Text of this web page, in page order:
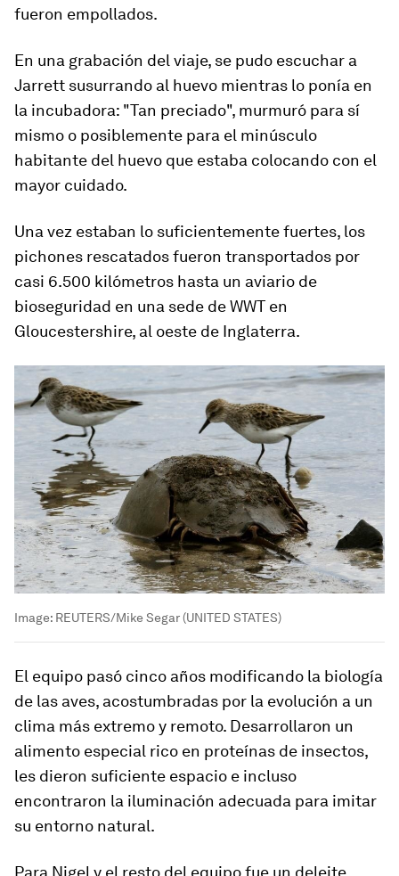
fueron empollados.
En una grabación del viaje, se pudo escuchar a
Jarrett susurrando al huevo mientras lo ponía en
la incubadora: "Tan preciado", murmuró para sí
mismo o posiblemente para el minúsculo
habitante del huevo que estaba colocando con el
mayor cuidado.
Una vez estaban lo suficientemente fuertes, los
pichones rescatados fueron transportados por
casi 6.500 kilómetros hasta un aviario de
bioseguridad en una sede de WWT en
Gloucestershire, al oeste de Inglaterra.
Image: REUTERS/Mike Segar (UNITED STATES)
El equipo pasó cinco años modificando la biología
de las aves, acostumbradas por la evolución a un
clima más extremo y remoto. Desarrollaron un
alimento especial rico en proteínas de insectos,
les dieron suficiente espacio e incluso
encontraron la iluminación adecuada para imitar
su entorno natural.
Para Nigel y el resto del equipo fue un deleite